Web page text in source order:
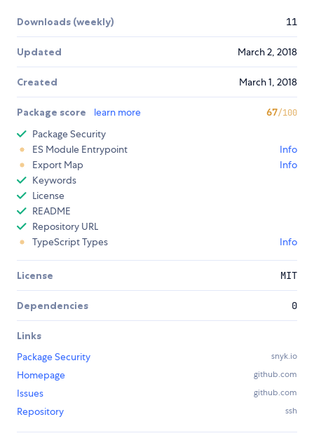
Downloads (weekly) 11
Updated March 2, 2018
Created March 1, 2018
Package score learn more 67/100
Package Security
ES Module Entrypoint
Info
Export Map
Info
Keywords
License
README
Repository URL
TypeScript Types
Info
License MIT
Dependencies 0
Links
Package Security
snyk.io
Homepage github.com
Issues github.com
Repository ssh